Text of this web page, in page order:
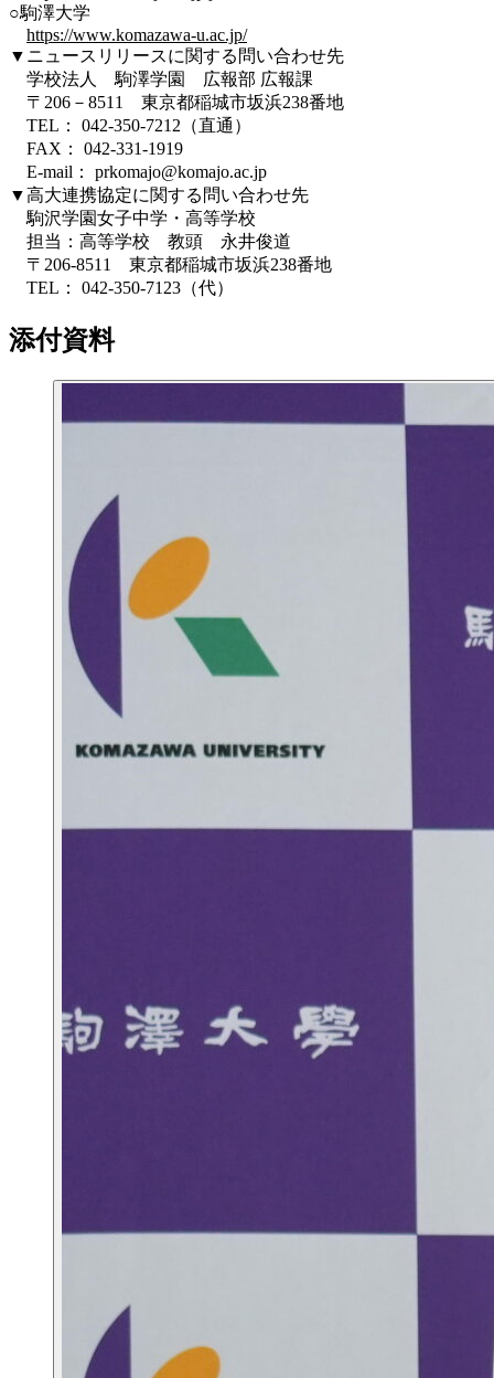
○駒澤大学
https://www.komazawa-u.ac.jp/
▼ニュースリリースに関する問い合わせ先
学校法人 駒澤学園 広報部 広報課
〒206－8511 東京都稲城市坂浜238番地
TEL： 042-350-7212（直通）
FAX： 042-331-1919
E-mail： prkomajo@komajo.ac.jp
▼高大連携協定に関する問い合わせ先
駒沢学園女子中学・高等学校
担当：高等学校 教頭 永井俊道
〒206-8511 東京都稲城市坂浜238番地
TEL： 042-350-7123（代）
添付資料